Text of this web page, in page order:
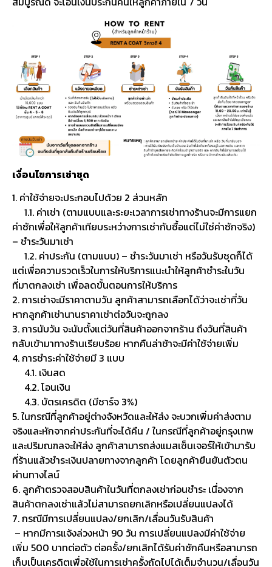
เงื่อนไขการเช่าชุด
1. ค่าใช้จ่ายจะประกอบไปด้วย 2 ส่วนหลัก
1.1. ค่าเช่า (ตามแบบและระยะเวลาการเช่าทางร้านจะมีการแยก
ค่าซักเพื่อให้ลูกค้าเทียบระหว่างการเช่ากับซื้อแต่ไม่ใช่ค่าซักจริง)
– ชำระวันมาเช่า
1.2. ค่าประกัน (ตามแบบ) – ชำระวันมาเช่า หรือวันรับชุดก็ได้
แต่เพื่อความรวดเร็วในการให้บริการแนะนำให้ลูกค้าชำระในวัน
ที่มาตกลงเช่า เพื่อลดขั้นตอนการให้บริการ
2. การเช่าจะมีราคาตามวัน ลูกค้าสามารถเลือกได้ว่าจะเช่ากี่วัน
หากลูกค้าเช่านานราคาเช่าต่อวันจะถูกลง
3. การนับวัน จะนับตั้งแต่วันที่สินค้าออกจากร้าน ถึงวันที่สินค้า
กลับเข้ามาทางร้านเรียบร้อย หากคืนล่าช้าจะมีค่าใช้จ่ายเพิ่ม
4. การชำระค่าใช้จ่ายมี 3 แบบ
4.1. เงินสด
4.2. โอนเงิน
4.3. บัตรเครดิต (มีชาร์จ 3%)
5. ในกรณีที่ลูกค้าอยู่ต่างจังหวัดและให้ส่ง จะบวกเพิ่มค่าส่งตาม
จริงและหักจากค่าประกันที่จะได้คืน / ในกรณีที่ลูกค้าอยู่กรุงเทพ
และปริมณฑลจะให้ส่ง ลูกค้าสามารถส่งแมสเซ็นเจอร์ให้เข้ามารับ
ที่ร้านแล้วชำระเงินปลายทางจากลูกค้า โดยลูกค้ายืนยันตัวตน
ผ่านทางไลน์
6. ลูกค้าตรวจสอบสินค้าในวันที่ตกลงเช่าก่อนชำระ เนื่องจาก
สินค้าตกลงเช่าแล้วไม่สามารถยกเลิกหรือเปลี่ยนแปลงได้
7. กรณีมีการเปลี่ยนแปลง/ยกเลิก/เลื่อนวันรับสินค้า
– หากมีการแจ้งล่วงหน้า 90 วัน การเปลี่ยนแปลงมีค่าใช้จ่าย
เพิ่ม 500 บาทต่อตัว ต่อครั้ง/ยกเลิกได้รับค่าซักคืนหรือสามารถ
เก็บเป็นเครดิตเพื่อใช้ในการเช่าครั้งถัดไปได้เต็มจำนวน/เลื่อนวัน